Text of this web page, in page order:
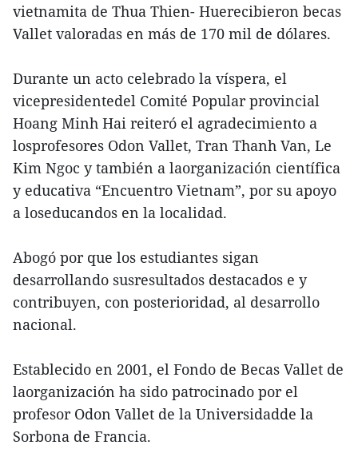
vietnamita de Thua Thien- Huerecibieron becas
Vallet valoradas en más de 170 mil de dólares.
Durante un acto celebrado la víspera, el
vicepresidentedel Comité Popular provincial
Hoang Minh Hai reiteró el agradecimiento a
losprofesores Odon Vallet, Tran Thanh Van, Le
Kim Ngoc y también a laorganización científica
y educativa “Encuentro Vietnam”, por su apoyo
a loseducandos en la localidad.
Abogó por que los estudiantes sigan
desarrollando susresultados destacados e y
contribuyen, con posterioridad, al desarrollo
nacional.
Establecido en 2001, el Fondo de Becas Vallet de
laorganización ha sido patrocinado por el
profesor Odon Vallet de la Universidadde la
Sorbona de Francia.